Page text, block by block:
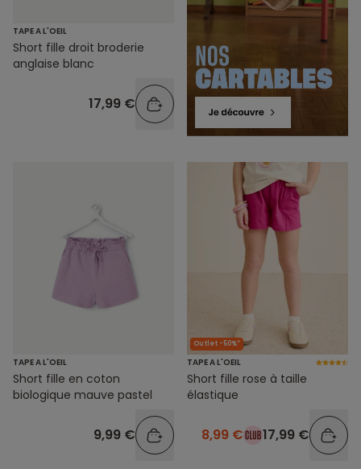
TAPE A L'OEIL
Short fille droit broderie
anglaise blanc
17,99 €
TAPE A L'OEIL
Short fille en coton
biologique mauve pastel
9,99 €
Outlet -50%*
TAPE A L'OEIL
Short fille rose à taille
élastique
8,99 € 17,99 €